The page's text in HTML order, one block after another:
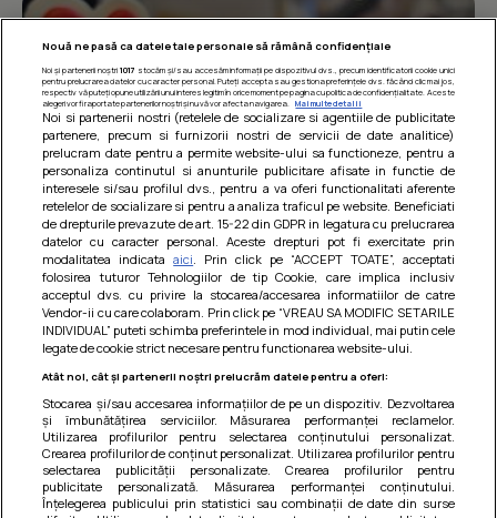
Barcute din vinete cu arpagic rosu
Un deliciu usor de preparat!
Nouă ne pasă ca datele tale personale să rămână confidențiale
Noi și partenerii noștri 1017 stocăm și/sau accesăm informații pe dispozitivul dvs., precum identificatorii cookie unici
pentru prelucrarea datelor cu caracter personal. Puteți accepta sau gestiona preferințele dvs. făcând clic mai jos,
respectiv vă puteți opune utilizării unui interes legitim în orice moment pe pagina cu politica de confidențialitate. Aceste
alegeri vor fi raportate partenerilor noștri și nu vă vor afecta navigarea.
Mai multe detalii
Noi si partenerii nostri (retelele de socializare si agentiile de publicitate
partenere, precum si furnizorii nostri de servicii de date analitice)
prelucram date pentru a permite website-ului sa functioneze, pentru a
personaliza continutul si anunturile publicitare afisate in functie de
interesele si/sau profilul dvs., pentru a va oferi functionalitati aferente
retelelor de socializare si pentru a analiza traficul pe website. Beneficiati
de drepturile prevazute de art. 15-22 din GDPR in legatura cu prelucrarea
datelor cu caracter personal. Aceste drepturi pot fi exercitate prin
modalitatea indicataaici . Prin click pe “ACCEPT TOATE”, acceptati
folosirea tuturor Tehnologiilor de tip Cookie, care implica inclusiv
acceptul dvs. cu privire la stocarea/accesarea informatiilor de catre
Vendor-ii cu care colaboram. Prin click pe “VREAU SA MODIFIC SETARILE
INDIVIDUAL” puteti schimba preferintele in mod individual, mai putin cele
legate de cookie strict necesare pentru functionarea website-ului.
Atât noi, cât și partenerii noștri prelucrăm datele pentru a oferi:
Stocarea și/sau accesarea informațiilor de pe un dispozitiv. Dezvoltarea
și îmbunătățirea serviciilor. Măsurarea performanței reclamelor.
Utilizarea profilurilor pentru selectarea conținutului personalizat.
Crearea profilurilor de conținut personalizat. Utilizarea profilurilor pentru
selectarea publicității personalizate. Crearea profilurilor pentru
publicitate personalizată. Măsurarea performanței conținutului.
Înțelegerea publicului prin statistici sau combinații de date din surse